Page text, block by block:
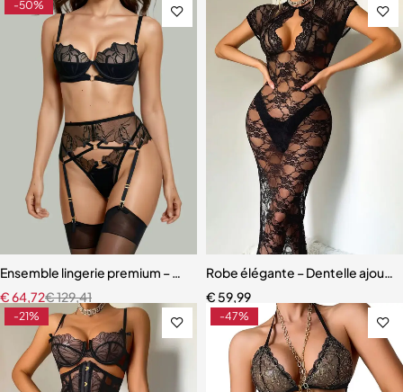
-50%
Ensemble lingerie premium – Bas, soutien-gorge et accessoires
€129,41
€64,72
Robe élégante – Dentelle
€ 59,99
-21% -47%